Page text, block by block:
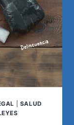
SALUD